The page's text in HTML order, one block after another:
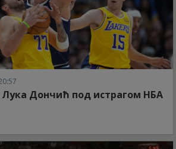
Лука Дончић под истрагом НБА